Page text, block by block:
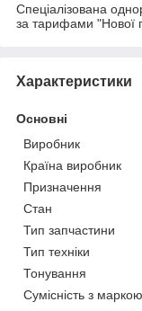
Спеціалізована
за тарифами "Нової
Характеристики
Основні
Виробник
Країна виробник
Призначення
Стан
Тип запчастини
Тип техніки
Тонування
Сумісність з маркою